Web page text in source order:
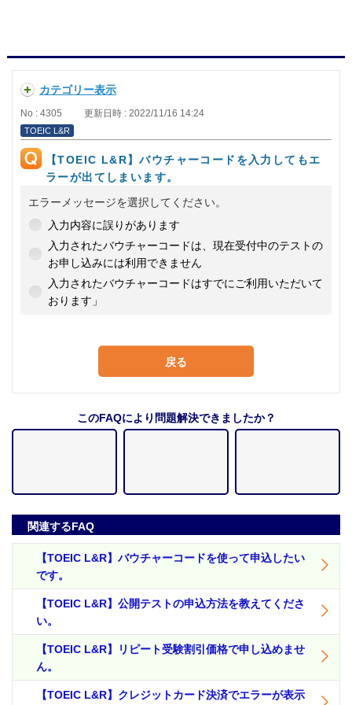
カテゴリー表示
No : 4305 更新日時 : 2022/11/16 14:24
TOEIC L&R
【TOEIC L&R】バウチャーコードを入力してもエ
ラーが出てしまいます。
エラーメッセージを選択してください。
入力内容に誤りがあります
入力されたバウチャーコードは、現在受付中のテストの
お申し込みには利用できません
入力されたバウチャーコードはすでにご利用いただいて
おります」
戻る
このFAQにより問題解決できましたか？
関連するFAQ
【TOEIC L&R】バウチャーコードを使って申込したい
です。
【TOEIC L&R】公開テストの申込方法を教えてくださ
い。
【TOEIC L&R】リピート受験割引価格で申し込めませ
ん。
【TOEIC L&R】クレジットカード決済でエラーが表示